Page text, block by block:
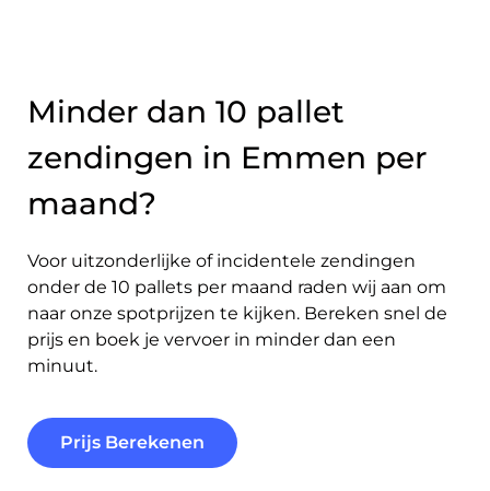
Minder dan 10 pallet
zendingen in Emmen per
maand?
Voor uitzonderlijke of incidentele zendingen
onder de 10 pallets per maand raden wij aan om
naar onze spotprijzen te kijken. Bereken snel de
prijs en boek je vervoer in minder dan een
minuut.
Prijs Berekenen